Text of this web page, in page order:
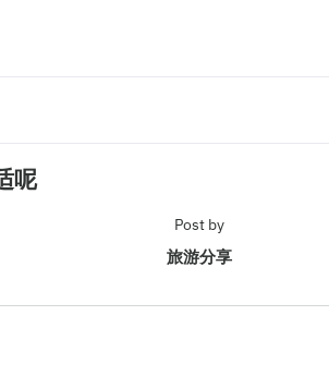
呢
Post by
旅游分享